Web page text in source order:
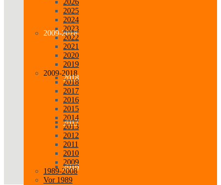
2009-2018
2018
2017
2016
2026
2025
2024
2023
2022
2021
2020
2019
2009-2018
2018
2017
2016
2015
2014
2013
2012
2011
2010
2009
1989-2008
Vor 1989